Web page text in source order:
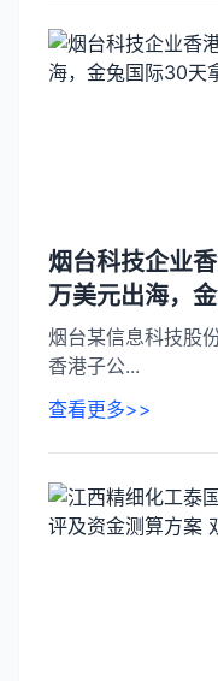
烟台科技企业
万美元出海，
烟台某信息科技股
香港子公...
查看更多>>